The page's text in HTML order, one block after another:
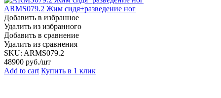
ARMS079.2 Жим сидя+разведение ног
Добавить в избранное
Удалить из избранного
Добавить в сравнение
Удалить из сравнения
SKU: ARMS079.2
48900 руб./шт
Add to cart Купить в 1 клик